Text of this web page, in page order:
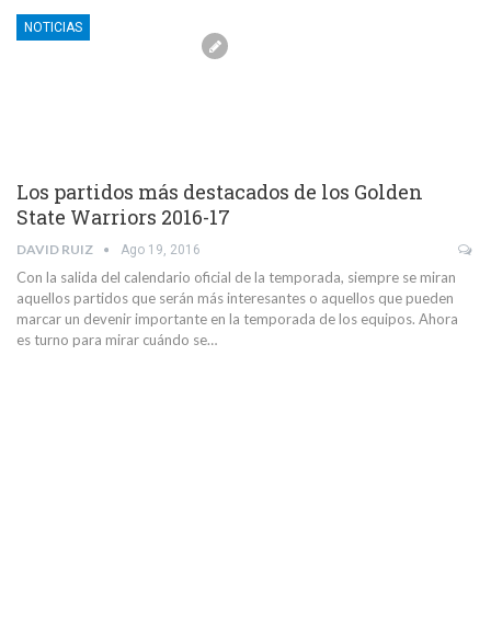
NOTICIAS
Los partidos más destacados de los Golden
State Warriors 2016-17
DAVID RUIZ Ago 19, 2016
Con la salida del calendario oficial de la temporada, siempre se miran
aquellos partidos que serán más interesantes o aquellos que pueden
marcar un devenir importante en la temporada de los equipos. Ahora
es turno para mirar cuándo se…